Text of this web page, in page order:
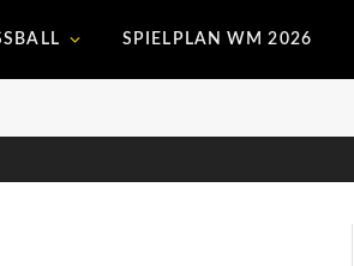
SPIELPLAN WM 2026